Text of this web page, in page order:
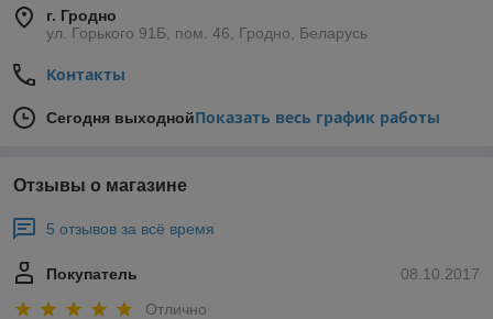
г. Гродно
ул. Горького 91Б, пом. 46, Гродно, Беларусь
Контакты
Сегодня выходнойПоказать весь график работы
Отзывы о магазине
5 отзывов за всё время
08.10.2017
Покупатель
Отлично